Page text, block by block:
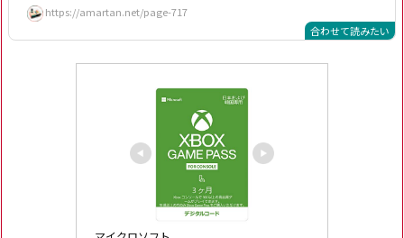
https://amartan.net/page-717